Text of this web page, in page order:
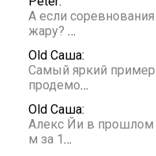
А если
жару? …
Old Саша:
Самый яркий
продемо…
Old Саша:
Алекс Йи в прошлом
м за 1…